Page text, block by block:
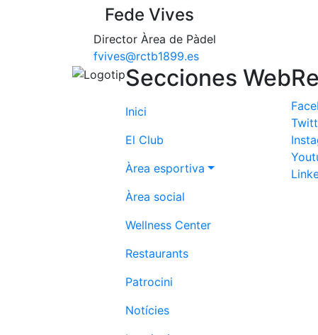
Fede Vives
Director Àrea de Pàdel
fvives@rctb1899.es
Secciones Web
Inici
El Club
Àrea esportiva
Àrea social
Wellness Center
Restaurants
Patrocini
Notícies